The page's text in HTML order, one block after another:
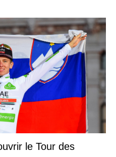
le Tour des